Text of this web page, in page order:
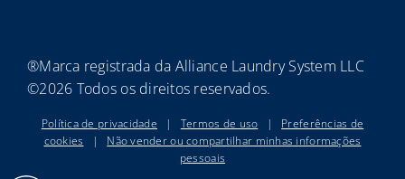
®Marca registrada da Alliance Laundry System LLC
©2026 Todos os direitos reservados.
Política de privacidade | Termos de uso |
Preferências de
cookies
|
Não vender ou compartilhar minhas informações
pessoais